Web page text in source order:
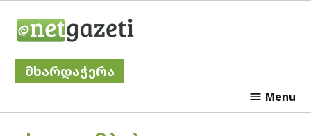
მხარდაჭერა
Menu